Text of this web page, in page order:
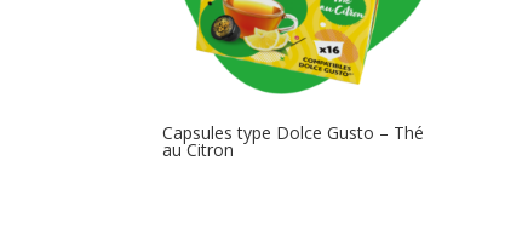
Capsules type Dolce Gusto – Thé
au Citron